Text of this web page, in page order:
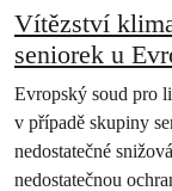
Vítězství
seniorek u
všech.
Evropský soud pro
v případě skupiny
nedostatečné
nedostatečnou